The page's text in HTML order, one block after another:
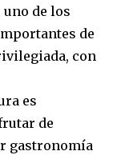
de los
de
con
es
de
gastronomía